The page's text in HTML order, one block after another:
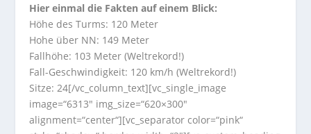
Hier einmal die Fakten auf einem Blick:
Höhe des Turms: 120 Meter
Hohe über NN: 149 Meter
Fallhöhe: 103 Meter (Weltrekord!)
Fall-Geschwindigkeit: 120 km/h (Weltrekord!)
Sitze: 24[/vc_column_text][vc_single_image
image=“6313″ img_size=“620×300″
alignment=“center“][vc_separator color=“pink“